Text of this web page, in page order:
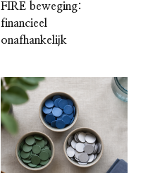
FIRE beweging:
financieel
onafhankelijk